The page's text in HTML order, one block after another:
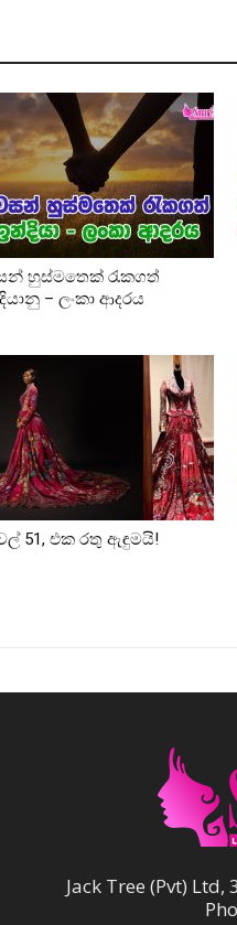
හුස්මතෙක් රැකගත්
– ලංකා ආදරය
51, එක රතු ඇඳුමයි!
Jack Tree (Pvt)